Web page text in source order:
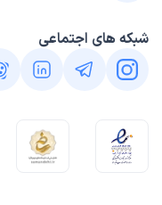
مجید
زمان انتظار:0-15 دقیقه
شبکه های اجتماعی